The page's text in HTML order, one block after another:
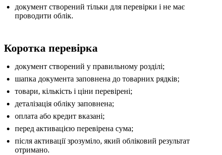
документ створений тільки для перевірки і не має
проводити облік.
Коротка перевірка
документ створений у правильному розділі;
шапка документа заповнена до товарних рядків;
товари, кількість і ціни перевірені;
деталізація обліку заповнена;
оплата або кредит вказані;
перед активацією перевірена сума;
після активації зрозуміло, який обліковий результат
отримано.